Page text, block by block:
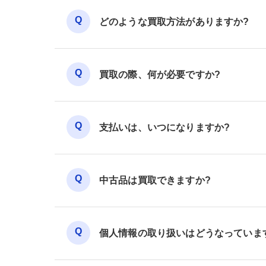
どのような買取方法がありますか?
買取の際、何が必要ですか?
支払いは、いつになりますか?
中古品は買取できますか?
個人情報の取り扱いはどうなっていま